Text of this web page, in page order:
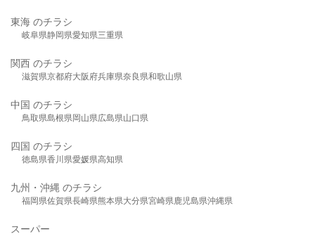
東海 のチラシ
岐阜県静岡県愛知県三重県
関西 のチラシ
滋賀県京都府大阪府兵庫県奈良県和歌山県
中国 のチラシ
鳥取県島根県岡山県広島県山口県
四国 のチラシ
徳島県香川県愛媛県高知県
九州・沖縄 のチラシ
福岡県佐賀県長崎県熊本県大分県宮崎県鹿児島県沖縄県
スーパー